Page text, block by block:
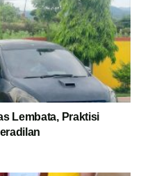
Lembata, Praktisi